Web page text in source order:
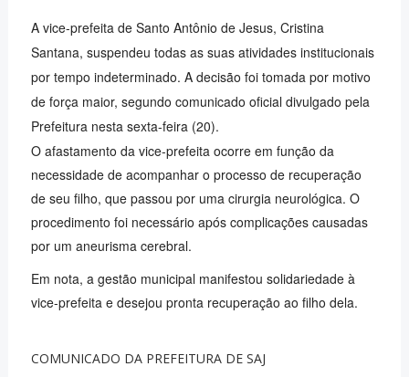
A vice-prefeita de Santo Antônio de Jesus, Cristina
Santana, suspendeu todas as suas atividades institucionais
por tempo indeterminado. A decisão foi tomada por motivo
de força maior, segundo comunicado oficial divulgado pela
Prefeitura nesta sexta-feira (20).
O afastamento da vice-prefeita ocorre em função da
necessidade de acompanhar o processo de recuperação
de seu filho, que passou por uma cirurgia neurológica. O
procedimento foi necessário após complicações causadas
por um aneurisma cerebral.
Em nota, a gestão municipal manifestou solidariedade à
vice-prefeita e desejou pronta recuperação ao filho dela.
COMUNICADO DA PREFEITURA DE SAJ